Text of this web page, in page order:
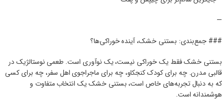
—
### جمع‌بندی: بستنی خشک، آینده‌ خوراکی‌ها؟
بستنی خشک فقط یک خوراکی نیست، یک نوآوری است. طعمی نوستالژیک در
قالبی مدرن. چه برای کودک کنجکاو، چه برای ماجراجوی اهل سفر، چه برای کسی
که به دنبال تجربه‌های خاص است، بستنی خشک یک انتخاب متفاوت و
هوشمندانه است.